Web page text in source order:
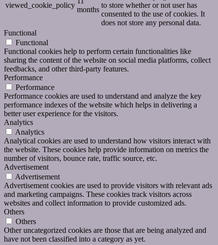
viewed_cookie_policy
months
to store whether or not user has
consented to the use of cookies. It
does not store any personal data.
Functional
Functional
Functional cookies help to perform certain functionalities like
sharing the content of the website on social media platforms, collect
feedbacks, and other third-party features.
Performance
Performance
Performance cookies are used to understand and analyze the key
performance indexes of the website which helps in delivering a
better user experience for the visitors.
Analytics
Analytics
Analytical cookies are used to understand how visitors interact with
the website. These cookies help provide information on metrics the
number of visitors, bounce rate, traffic source, etc.
Advertisement
Advertisement
Advertisement cookies are used to provide visitors with relevant ads
and marketing campaigns. These cookies track visitors across
websites and collect information to provide customized ads.
Others
Others
Other uncategorized cookies are those that are being analyzed and
have not been classified into a category as yet.